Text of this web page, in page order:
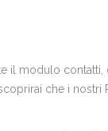
il modulo
che i nostri